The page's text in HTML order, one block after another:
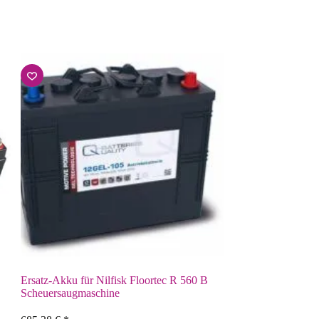
Ersatz-Akku für Nilfisk Floortec R 560 B
Scheuersaugmaschine